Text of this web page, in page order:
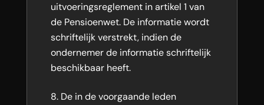
uitvoeringsreglement in artikel 1 van
de Pensioenwet. De informatie wordt
schriftelijk verstrekt, indien de
ondernemer de informatie schriftelijk
beschikbaar heeft.
De in de voorgaande leden